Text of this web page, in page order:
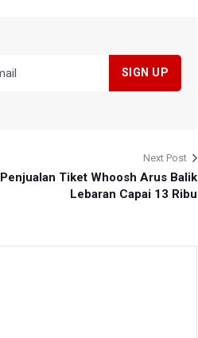
Next Post
Penjualan Tiket Whoosh Arus Balik
Lebaran Capai 13 Ribu